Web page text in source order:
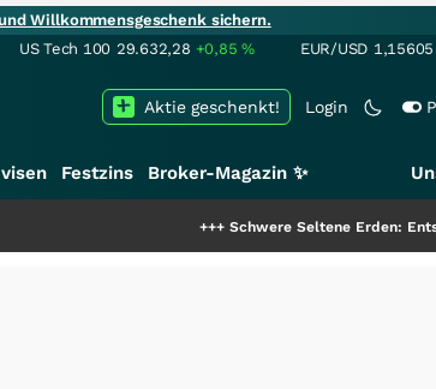
Willkommensgeschenk sichern.
US Tech 100 29.632,28 +0,85% EUR/USD 1,15605
Login
Aktie geschenkt!
Festzins Broker-Magazin ✨
Schwere Seltene Erden: Entsteht